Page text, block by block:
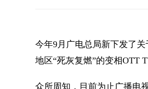
今年9月广电总局新下发了
地区“死灰复燃”的变相OTT
众所周知，目前为止广播电